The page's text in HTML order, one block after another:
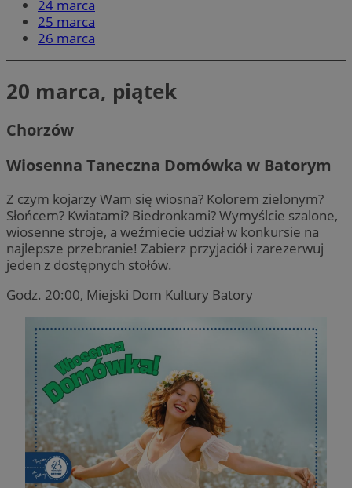
24 marca
25 marca
26 marca
20 marca, piątek
Chorzów
Wiosenna Taneczna Domówka w Batorym
Z czym kojarzy Wam się wiosna? Kolorem zielonym?
Słońcem? Kwiatami? Biedronkami? Wymyślcie szalone,
wiosenne stroje, a weźmiecie udział w konkursie na
najlepsze przebranie! Zabierz przyjaciół i zarezerwuj
jeden z dostępnych stołów.
Godz. 20:00, Miejski Dom Kultury Batory